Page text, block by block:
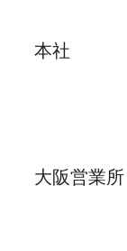
本社
大阪営業所